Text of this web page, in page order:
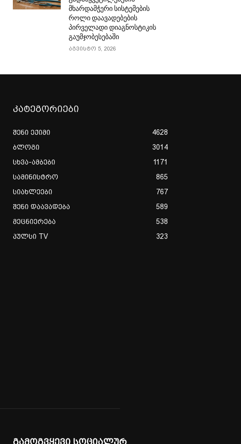
მხარდამჭერი სისტემების
როლი დაავადებების
პირველადი დიაგნოსტიკის
გაუმჯობესებაში
აგვისტო 5, 2026
კატეგორიები
შენი ექიმი
4628
ბლოგი
3014
სხვა-ამბები
1171
სამინისტრო
865
სიახლეები
767
შენი დაავადება
589
მეცნიერება
538
პულსი TV
323
გამოგვყევი სოციალურ